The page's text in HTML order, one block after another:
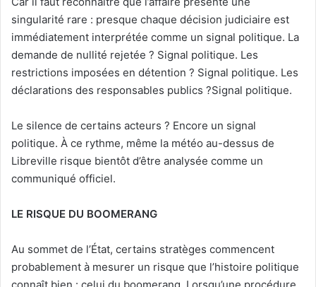
singularité rare : presque chaque décision judiciaire est
immédiatement interprétée comme un signal politique. La
demande de nullité rejetée ? Signal politique. Les
restrictions imposées en détention ? Signal politique. Les
déclarations des responsables publics ?Signal politique.
Le silence de certains acteurs ? Encore un signal
politique. À ce rythme, même la météo au-dessus de
Libreville risque bientôt d’être analysée comme un
communiqué officiel.
LE RISQUE DU BOOMERANG
Au sommet de l’État, certains stratèges commencent
probablement à mesurer un risque que l’histoire politique
connaît bien : celui du boomerang. Lorsqu’une procédure